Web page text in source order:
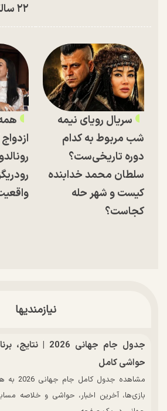
۲۲ سالگی + تصاویر
سریال رویای نیمه
شب مربوط به کدام
دوره تاریخی‌ست؟
سلطان محمد خدابنده
کیست و شهر حله
کجاست؟
نیازمندیها
جدول جام جهانی
حواشی کامل
مشاهده
بازی‌ها، آخرین اخبار، حواشی و خلاصه